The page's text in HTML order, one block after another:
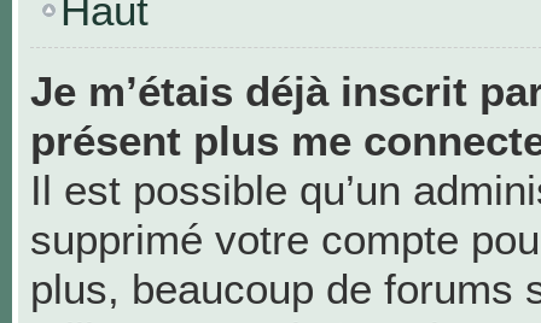
Haut
Je m’étais déjà inscrit
présent plus me
Il est possible qu’un
supprimé votre compte
plus, beaucoup de forums